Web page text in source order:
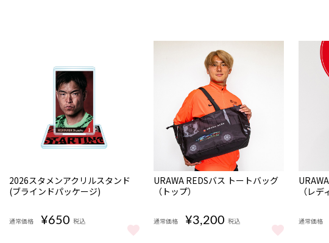
(チャーム付) vs 鹿島アントラーズ をもっと見る
完売
2026スタメンアクリルスタンド
(ブラインドパッケージ)
通常価格 ¥650 税込
2026スタメンアクリルスタンド(ブラインドパッケージ) をもっと見る
完売
URAWA REDSバス トートバッグ
（トップ）
通常価格 ¥3,200 税込
URAWA REDSバス トートバッグ（トップ）
完売
（レデ
通常価格